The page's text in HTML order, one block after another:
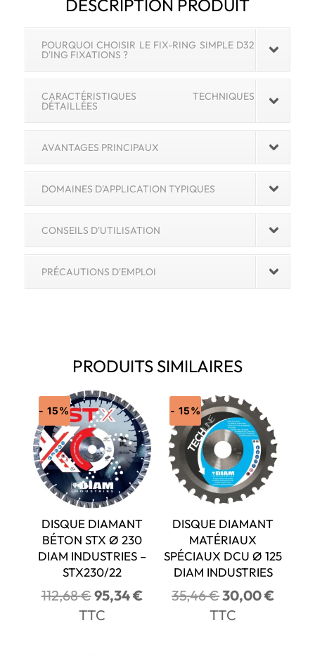
DESCRIPTION PRODUIT
POURQUOI CHOISIR LE FIX-RING SIMPLE D32
D'ING FIXATIONS ?
CARACTÉRISTIQUES TECHNIQUES
DÉTAILLÉES
AVANTAGES PRINCIPAUX
DOMAINES D'APPLICATION TYPIQUES
CONSEILS D'UTILISATION
PRÉCAUTIONS D'EMPLOI
PRODUITS SIMILAIRES
- 15%
DISQUE DIAMANT
BÉTON STX Ø 230
DIAM INDUSTRIES –
STX230/22
112,68€Le
prix
95,34€Le
TTC
- 15%
DISQUE DIAMANT
MATÉRIAUX
SPÉCIAUX DCU Ø 125
DIAM INDUSTRIES
35,46€ Le
prix
30,00€Le
TTC